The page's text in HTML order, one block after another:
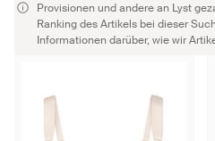
Provisionen und andere an Lyst
Ranking des Artikels bei dieser
Informationen darüber, wie wir